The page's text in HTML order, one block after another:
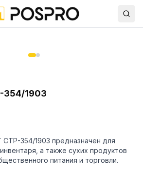
1903
354/1903 предназначен для
а также сухих продуктов
питания и торговли.